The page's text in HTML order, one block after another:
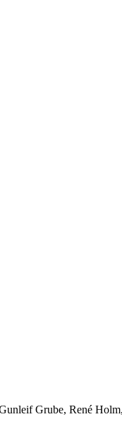
Grube, René